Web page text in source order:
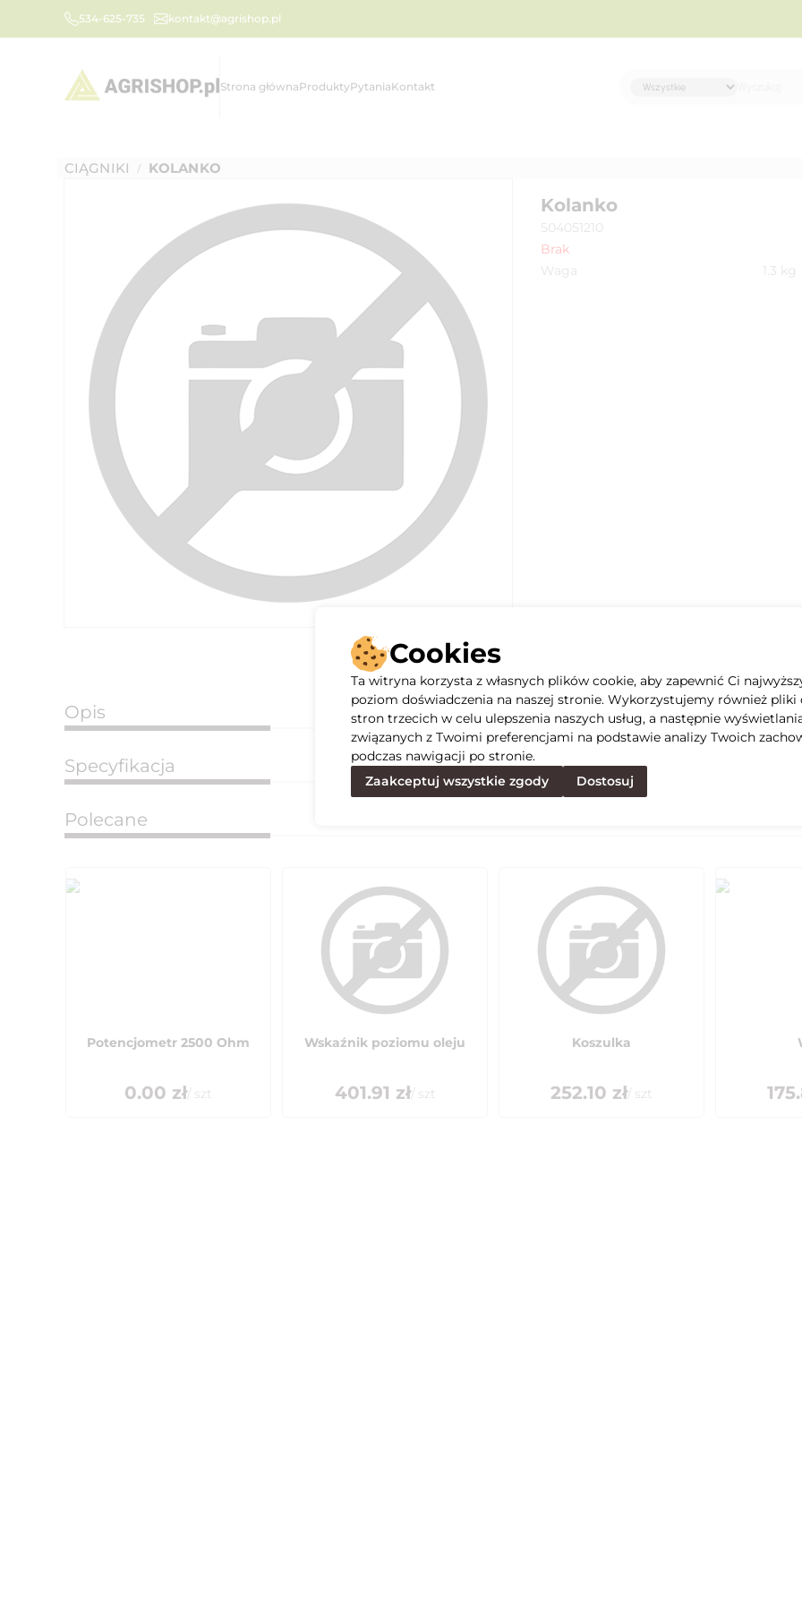
534-625-735 kontakt@agrishop.pl
Strona głównaProduktyPytaniaKontakt
CIĄGNIKI / KOLANKO
Kolanko
504051210
Brak
Waga
1.3 kg
Opis
Specyfikacja
Polecane
Potencjometr 2500 Ohm
0.00 zł/ szt
Wskaźnik poziomu oleju
401.91 zł/ szt
Koszulka
252.10 zł/ szt
Cookies
Ta witryna korzysta z własnych plików cookie, aby zapewnić Ci
poziom doświadczenia na naszej stronie. Wykorzystujemy również pliki
stron trzecich w celu ulepszenia naszych usług, a następnie
związanych z Twoimi preferencjami na podstawie analizy Twoich
podczas nawigacji po stronie.
Zaakceptuj wszystkie zgody
Dostosuj